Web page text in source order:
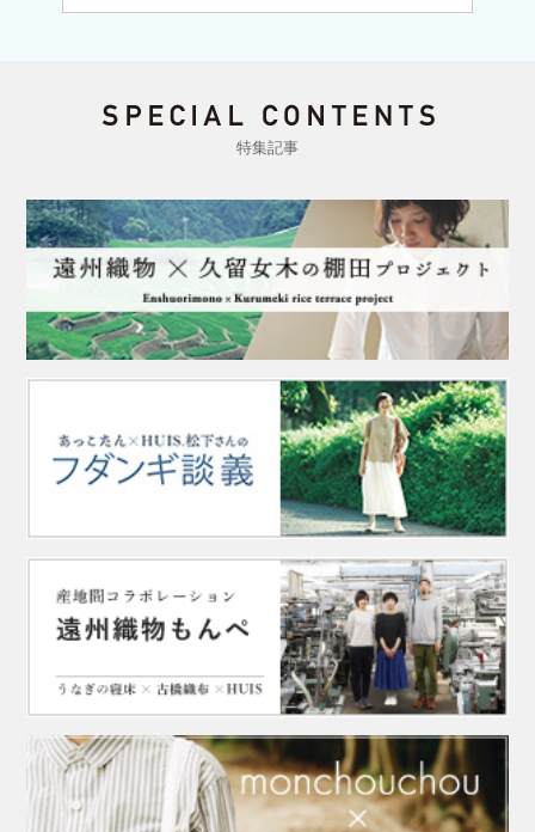
特集記事